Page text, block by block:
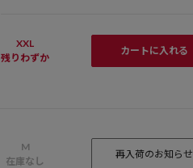
XXL
残りわずか
カートに入れる
M
在庫なし
再入荷のお知らせ